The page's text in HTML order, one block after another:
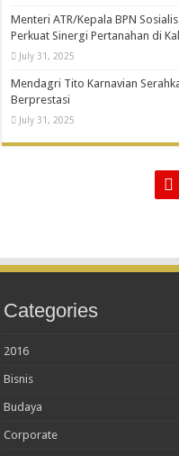
Menteri ATR/Kepala BPN
Perkuat Sinergi Pertanahan di
July 31, 2025
Mendagri Tito Karnavian
Berprestasi
July 31, 2025
Categories
2016
Bisnis
Budaya
Corporate